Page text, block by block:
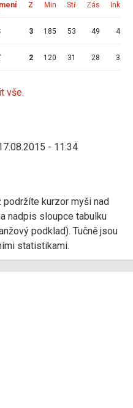
Z Min Stř Zás Ink
3 185 53 49 4
2 120 31 28 3
vše.
- 11:34
kurzor myši nad
nadpis sloupce tabulku
podklad). Tučně jsou
statistikami.